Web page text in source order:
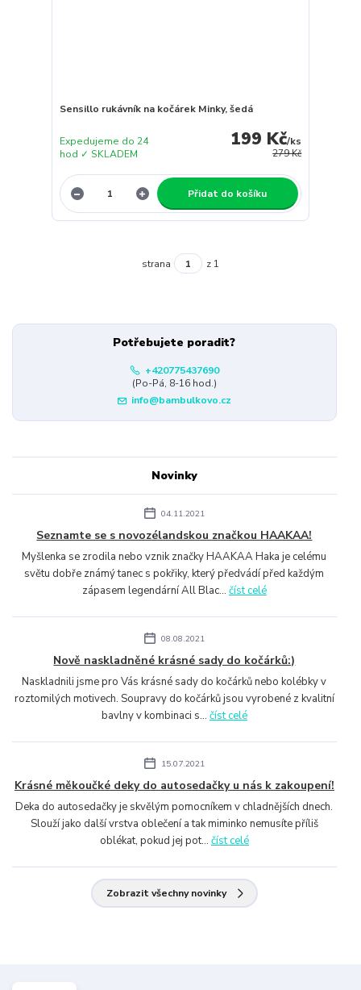
Sensillo rukávník na kočárek Minky, šedá
279 Kč
199 Kč/ks
Expedujeme do 24
hod ✓ SKLADEM
Přidat do košíku
strana z 1
Potřebujete poradit?
+420775437690
(Po-Pá, 8-16 hod.)
info@bambulkovo.cz
Novinky
04.11.2021
Seznamte se s novozélandskou značkou HAAKAA!
Myšlenka se zrodila nebo vznik značky HAAKAA Haka je celému
světu dobře známý tanec s pokřiky, který předvádí před každým
zápasem legendární All Blac... číst celé
08.08.2021
Nově naskladněné krásné sady do kočárků:)
Naskladnili jsme pro Vás krásné sady do kočárků nebo kolébky v
roztomilých motivech. Soupravy do kočárků jsou vyrobené z kvalitní
bavlny v kombinaci s... číst celé
15.07.2021
Krásné měkoučké deky do autosedačky u nás k zakoupení!
Deka do autosedačky je skvělým pomocníkem v chladnějších dnech.
Slouží jako další vrstva oblečení a tak miminko nemusíte příliš
oblékat, pokud jej pot... číst celé
Zobrazit všechny novinky